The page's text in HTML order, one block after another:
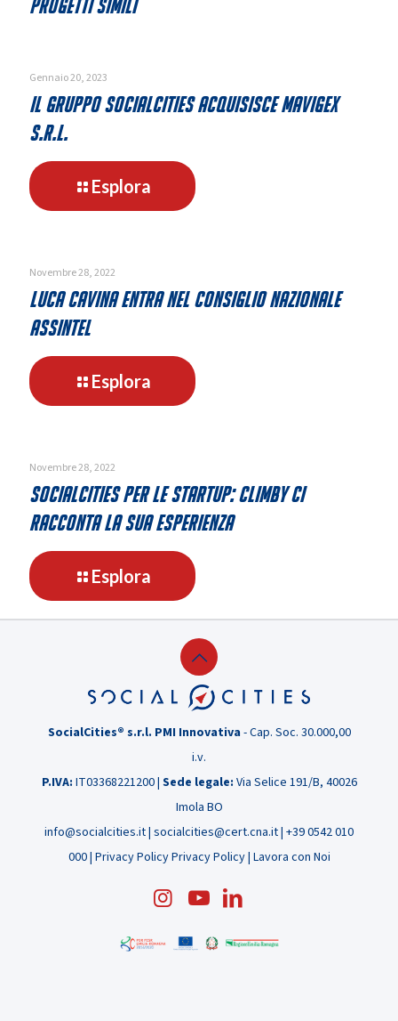
Progetti simili
Gennaio 20, 2023
Il gruppo SocialCities acquisisce Mavigex
s.r.l.
Esplora
Il
Mavigex
s.r.l.
Novembre 28, 2022
Luca Cavina entra nel consiglio nazionale
Assintel
Esplora
Luca
consiglio
nazionale
Assintel
Novembre 28, 2022
SocialCities per le startup: Climby ci
racconta la sua esperienza
Esplora
SocialCities
per
startup:
Climby
ci
racconta
esperienza
SocialCities® s.r.l. PMI Innovativa - Cap. Soc. 30.000,00
i.v.
P.IVA: IT03368221200 | Sede legale: Via Selice 191/B, 40026
Imola BO
info@socialcities.it| socialcities@cert.cna.it| +39 0542 010
000| Privacy PolicyPrivacy Policy| Lavora con Noi